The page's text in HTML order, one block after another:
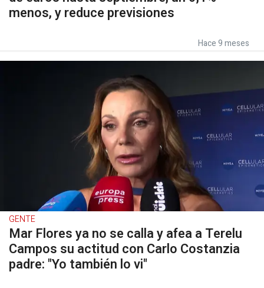
menos, y reduce previsiones
Hace 9 meses
GENTE
Mar Flores ya no se calla y afea a Terelu
Campos su actitud con Carlo Costanzia
padre: "Yo también lo vi"